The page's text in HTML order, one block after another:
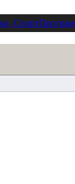
Спорт